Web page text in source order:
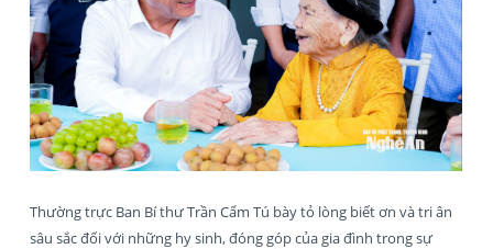
Thường trực Ban Bí thư Trần Cẩm Tú bày tỏ lòng biết ơn và tri ân
sâu sắc đối với những hy sinh, đóng góp của gia đình trong sự